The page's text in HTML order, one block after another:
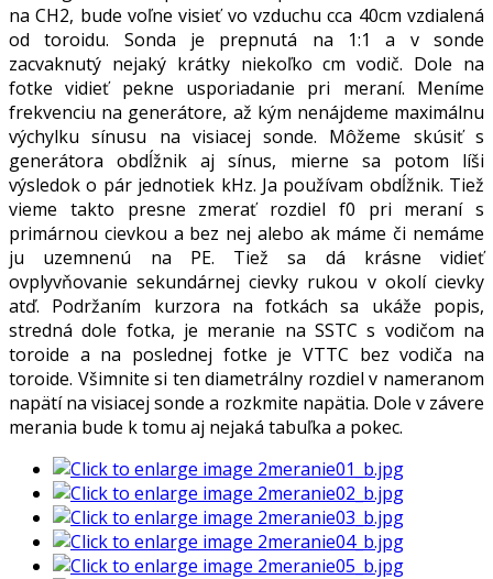
na CH2, bude voľne visieť vo vzduchu cca 40cm vzdialená
od toroidu. Sonda je prepnutá na 1:1 a v sonde
zacvaknutý nejaký krátky niekoľko cm vodič. Dole na
fotke vidieť pekne usporiadanie pri meraní. Meníme
frekvenciu na generátore, až kým nenájdeme maximálnu
výchylku sínusu na visiacej sonde. Môžeme skúsiť s
generátora obdĺžnik aj sínus, mierne sa potom líši
výsledok o pár jednotiek kHz. Ja používam obdĺžnik. Tiež
vieme takto presne zmerať rozdiel f0 pri meraní s
primárnou cievkou a bez nej alebo ak máme či nemáme
ju uzemnenú na PE. Tiež sa dá krásne vidieť
ovplyvňovanie sekundárnej cievky rukou v okolí cievky
atď. Podržaním kurzora na fotkách sa ukáže popis,
stredná dole fotka, je meranie na SSTC s vodičom na
toroide a na poslednej fotke je VTTC bez vodiča na
toroide. Všimnite si ten diametrálny rozdiel v nameranom
napätí na visiacej sonde a rozkmite napätia. Dole v závere
merania bude k tomu aj nejaká tabuľka a pokec.